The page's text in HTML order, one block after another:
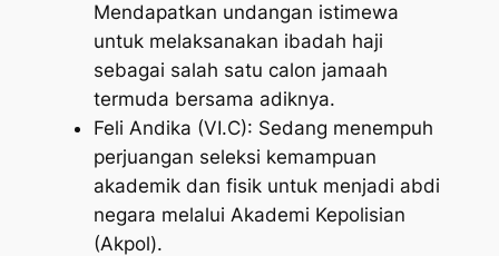
Mendapatkan undangan istimewa
untuk melaksanakan ibadah haji
sebagai salah satu calon jamaah
termuda bersama adiknya.
​Feli Andika (VI.C): Sedang menempuh
perjuangan seleksi kemampuan
akademik dan fisik untuk menjadi abdi
negara melalui Akademi Kepolisian
(Akpol).